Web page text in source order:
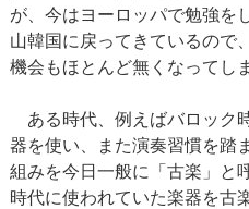
が、今はヨーロッパで勉強を
山韓国に戻ってきているので
機会もほとんど無くなってし
ある時代、例えばバロック
器を使い、また演奏習慣を踏
組みを今日一般に「古楽」と
時代に使われていた楽器を古